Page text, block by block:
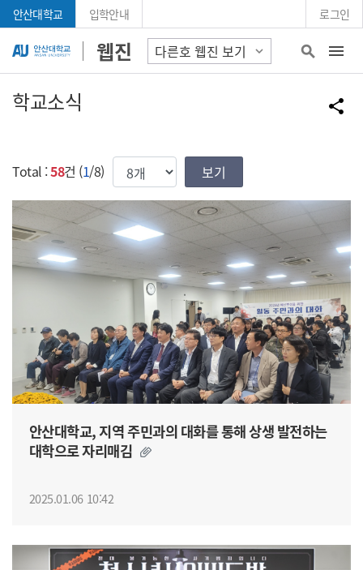
Skip Menu
안산대학교 입학안내 로그인
안산대학교 웹진
웹진 search
학교소식 공
share
Total :58건 (1/8) 한번에 보여질 게시물 갯수
안산대학교, 지역 주민과의 대화를 통해 상생 발전하는
대학으로 자리매김
2025.01.06 10:42